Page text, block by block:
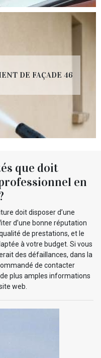
DE FAÇADE 46
que doit
en
doit disposer d’une
d’une bonne réputation
de prestations, et le
à votre budget. Si vous
des défaillances, dans la
de contacter
plus amples informations
web.